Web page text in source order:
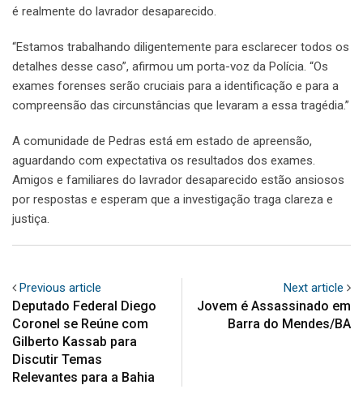
é realmente do lavrador desaparecido.
“Estamos trabalhando diligentemente para esclarecer todos os
detalhes desse caso”, afirmou um porta-voz da Polícia. “Os
exames forenses serão cruciais para a identificação e para a
compreensão das circunstâncias que levaram a essa tragédia.”
A comunidade de Pedras está em estado de apreensão,
aguardando com expectativa os resultados dos exames.
Amigos e familiares do lavrador desaparecido estão ansiosos
por respostas e esperam que a investigação traga clareza e
justiça.
Previous article
Deputado Federal Diego
Coronel se Reúne com
Gilberto Kassab para
Discutir Temas
Relevantes para a Bahia
Next article
Jovem é Assassinado em
Barra do Mendes/BA